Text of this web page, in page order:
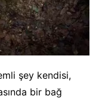
şey kendisi,
bir bağ